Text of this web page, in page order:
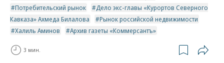
Потребительский рынок
Дело экс-главы «Курортов Северного
Кавказа» Ахмеда Билалова
Рынок российской недвижимости
Халиль Аминов
Архив газеты «Коммерсантъ»
3 мин.